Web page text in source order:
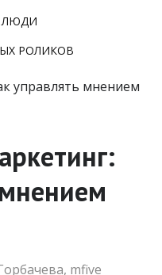
ЛЮДИ
РОЛИКОВ
, mfive